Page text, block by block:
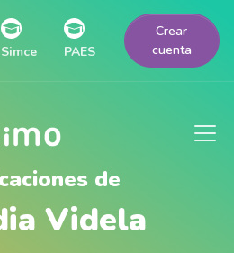
Simce PAES
Crear
cuenta
de
Videla